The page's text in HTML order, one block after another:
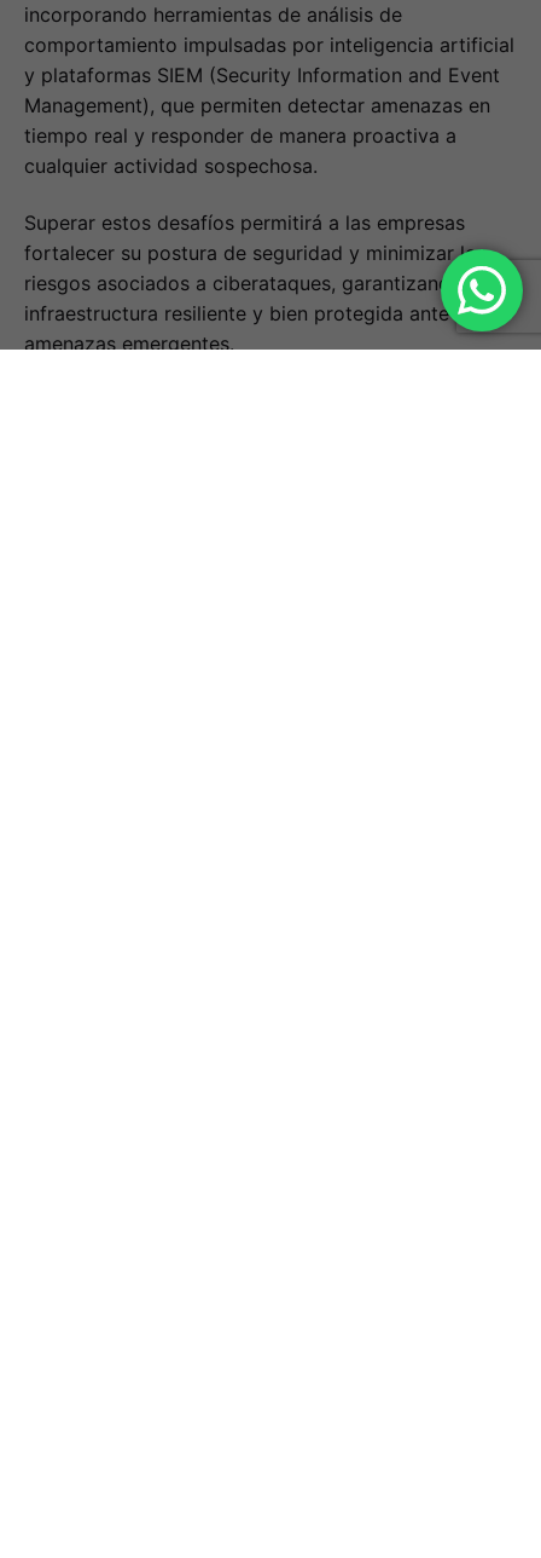
incorporando herramientas de análisis de
comportamiento impulsadas por inteligencia artificial
y plataformas SIEM (Security Information and Event
Management), que permiten detectar amenazas en
tiempo real y responder de manera proactiva a
cualquier actividad sospechosa.
Superar estos desafíos permitirá a las empresas
fortalecer su postura de seguridad y minimizar los
riesgos asociados a ciberataques, garantizando una
infraestructura resiliente y bien protegida ante las
amenazas emergentes.